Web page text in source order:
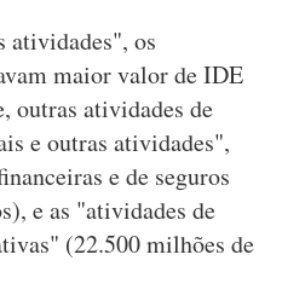
atividades", os
maior valor de IDE
outras atividades de
e outras atividades",
e de seguros
e as "atividades de
(22.500 milhões de